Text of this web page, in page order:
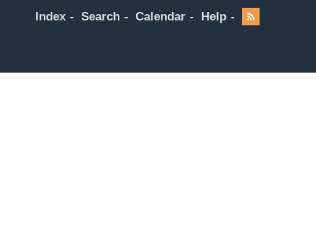
Index Search Calendar Help